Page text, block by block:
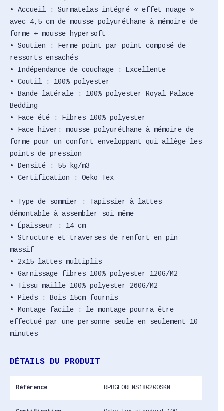
• Accueil : Surmatelas intégré « effet nuage »
avec 4,5 cm de mousse polyuréthane à mémoire de
forme + mousse hypersoft
• Soutien : Ferme point par point composé de
ressorts ensachés
• Indépendance de couchage : Excellente
• Coutil : 100% polyester
• Bande latérale : 100% polyester Royal Palace
Bedding
• Face été : Fibres 100% polyester
• Face hiver: mousse polyuréthane à mémoire de
forme pour un confort enveloppant qui allège les
points de pression
• Densité : 55 kg/m3
• Certification : Oeko-Tex
• Type de sommier : Tapissier à lattes
démontable à assembler soi même
• Épaisseur : 14 cm
• Structure et traverses de renfort en pin
massif
• 2x15 lattes multiplis
• Garnissage fibres 100% polyester 120G/M2
• Tissu maille 100% polyester 260G/M2
• Pieds : Bois 15cm fournis
• Montage facile : le montage pourra être
effectué par une personne seule en seulement 10
minutes
DÉTAILS DU PRODUIT
Référence RPBGEORENS180200SKN